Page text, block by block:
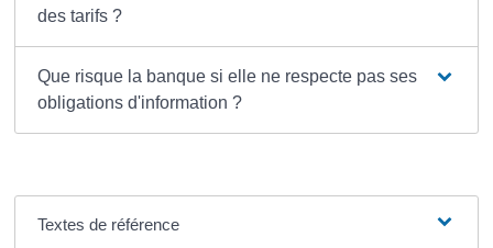
des tarifs ?
Que risque la banque si elle ne respecte pas ses
obligations d'information ?
Textes de référence